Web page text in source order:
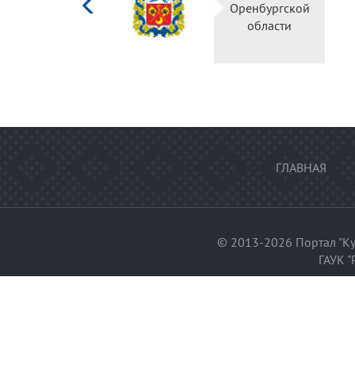
Российской
Оренбургской
области
ГЛАВНАЯ
© 2013-2026 Портал
ГАУК